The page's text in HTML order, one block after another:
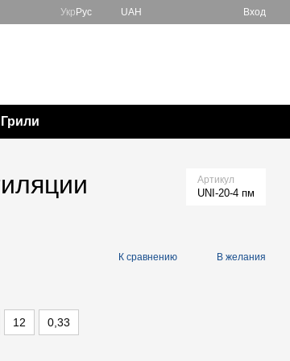
Укр Рус UAH Вход
Артикул
UNI-20-4 пм
К сравнению В желания
12 0,33